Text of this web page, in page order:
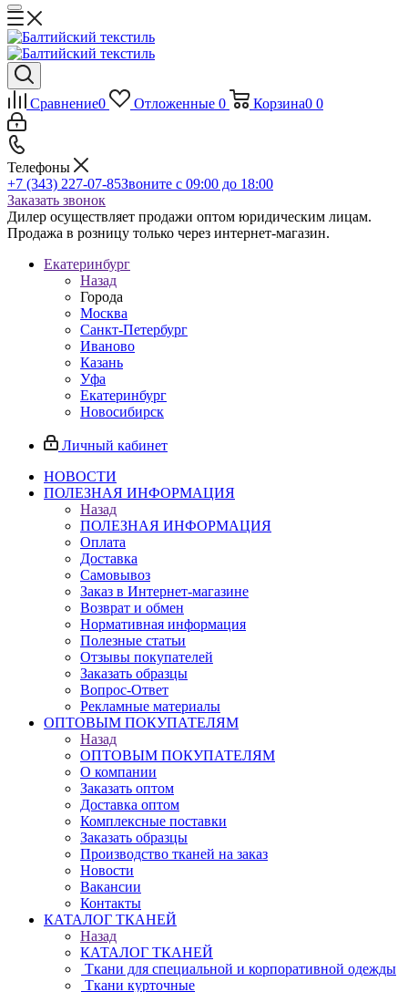
Сравнение0 Отложенные 0 Корзина0 0
Телефоны
+7 (343) 227-07-85Звоните с 09:00 до 18:00
Заказать звонок
Дилер осуществляет продажи оптом юридическим лицам.
Продажа в розницу только через интернет-магазин.
Екатеринбург
Назад
Города
Москва
Санкт-Петербург
Иваново
Казань
Уфа
Екатеринбург
Новосибирск
Личный кабинет
НОВОСТИ
ПОЛЕЗНАЯ ИНФОРМАЦИЯ
Назад
ПОЛЕЗНАЯ ИНФОРМАЦИЯ
Оплата
Доставка
Самовывоз
Заказ в Интернет-магазине
Возврат и обмен
Нормативная информация
Полезные статьи
Отзывы покупателей
Заказать образцы
Вопрос-Ответ
Рекламные материалы
ОПТОВЫМ ПОКУПАТЕЛЯМ
Назад
ОПТОВЫМ ПОКУПАТЕЛЯМ
О компании
Заказать оптом
Доставка оптом
Комплексные поставки
Заказать образцы
Производство тканей на заказ
Новости
Вакансии
Контакты
КАТАЛОГ ТКАНЕЙ
Назад
КАТАЛОГ ТКАНЕЙ
Ткани для специальной и корпоративной одежды
Ткани курточные